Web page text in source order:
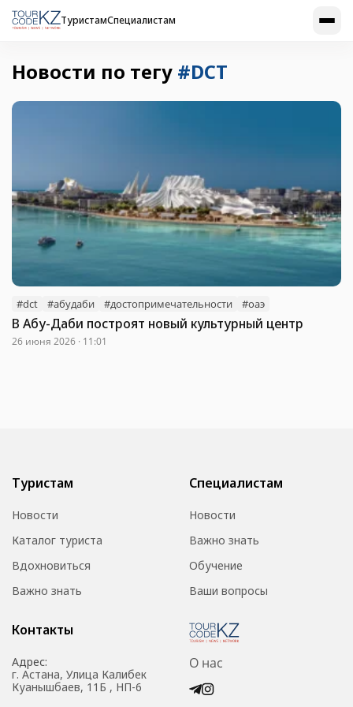
ТуристамСпециалистам
Новости по тегу #DCT
#dct #абудаби #достопримечательности #оаэ
В Абу-Даби построят новый культурный центр
26 июня 2026 · 11:01
Туристам
Новости
Каталог туриста
Вдохновиться
Важно знать
Специалистам
Новости
Важно знать
Обучение
Ваши вопросы
Контакты
Адрес:
г. Астана, Улица Калибек
Куанышбаев, 11Б , НП-6
О нас